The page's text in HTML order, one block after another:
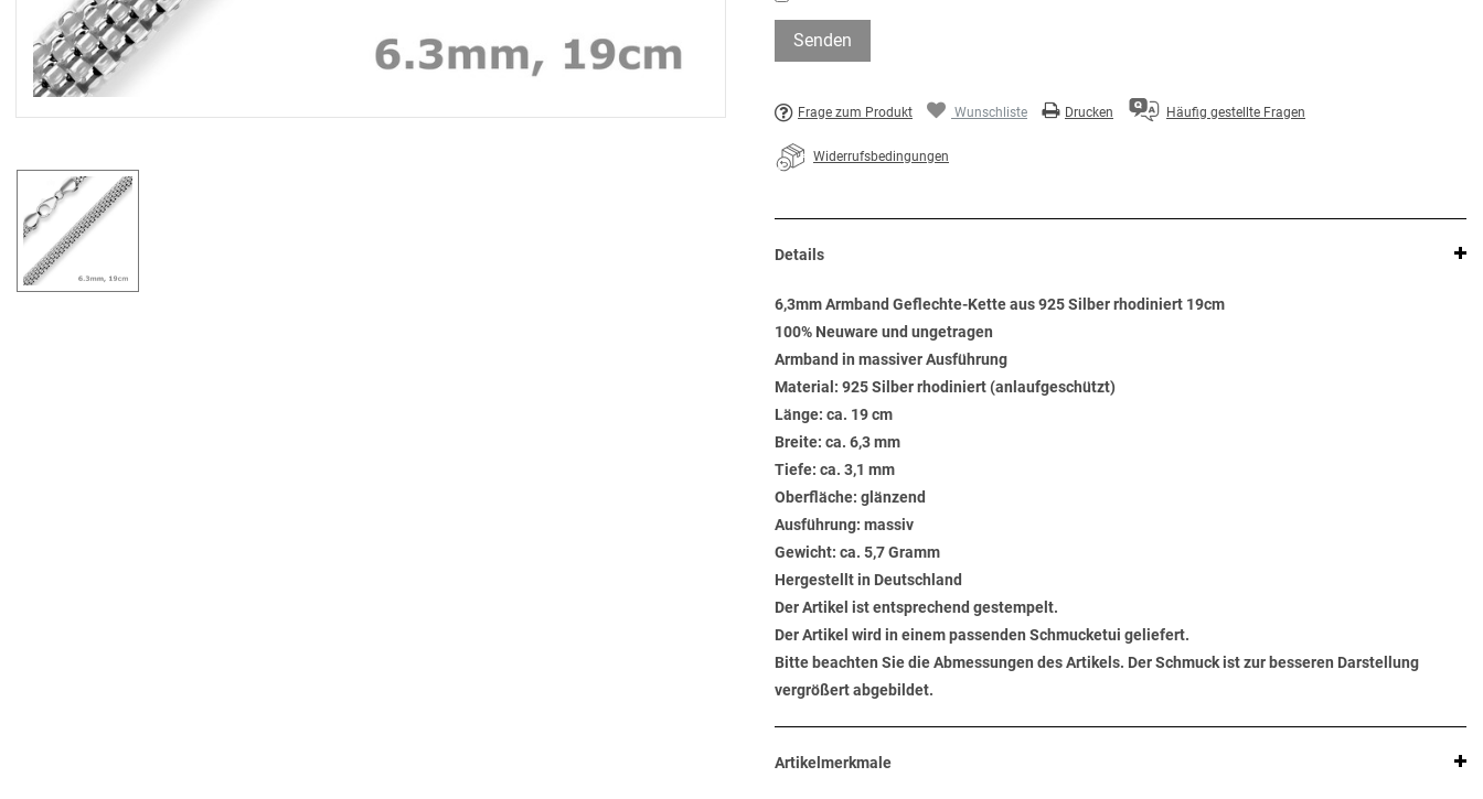
Senden
Frage zum Produkt Wunschliste Drucken Häufig gestellte Fragen
Widerrufsbedingungen
Details
6,3mm Armband Geflechte-Kette aus 925 Silber rhodiniert 19cm
100% Neuware und ungetragen
Armband in massiver Ausführung
Material: 925 Silber rhodiniert (anlaufgeschützt)
Länge: ca. 19 cm
Breite: ca. 6,3 mm
Tiefe: ca. 3,1 mm
Oberfläche: glänzend
Ausführung: massiv
Gewicht: ca. 5,7 Gramm
Hergestellt in Deutschland
Der Artikel ist entsprechend gestempelt.
Der Artikel wird in einem passenden Schmucketui geliefert.
Bitte beachten Sie die Abmessungen des Artikels. Der Schmuck ist zur besseren Darstellung
vergrößert abgebildet.
Artikelmerkmale